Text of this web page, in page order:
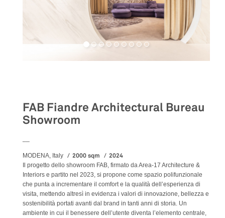
FAB Fiandre Architectural Bureau
Showroom
MODENA, Italy 2000 sqm 2024
Il progetto dello showroom FAB, firmato da Area-17 Architecture &
Interiors e partito nel 2023, si propone come spazio polifunzionale
che punta a incrementare il comfort e la qualità dell’esperienza di
visita, mettendo altresì in evidenza i valori di innovazione, bellezza e
sostenibilità portati avanti dal brand in tanti anni di storia. Un
ambiente in cui il benessere dell’utente diventa l’elemento centrale,